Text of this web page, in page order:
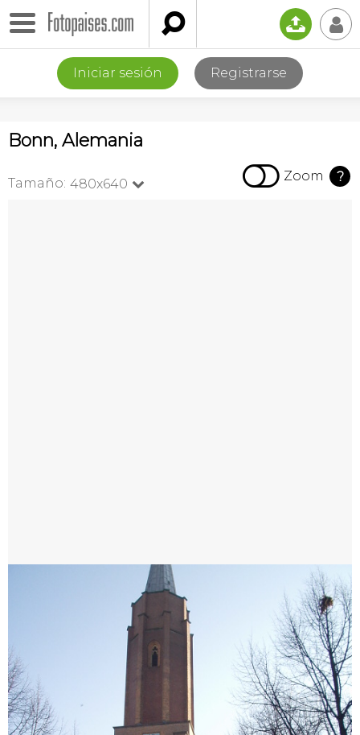
 📤 👤
Iniciar sesión Registrarse
Bonn, Alemania
Tamaño: 480x640   Zoom ?